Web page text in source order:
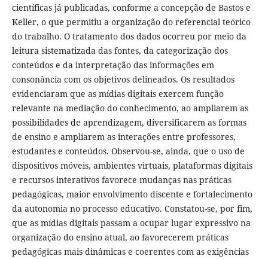
científicas já publicadas, conforme a concepção de Bastos e
Keller, o que permitiu a organização do referencial teórico
do trabalho. O tratamento dos dados ocorreu por meio da
leitura sistematizada das fontes, da categorização dos
conteúdos e da interpretação das informações em
consonância com os objetivos delineados. Os resultados
evidenciaram que as mídias digitais exercem função
relevante na mediação do conhecimento, ao ampliarem as
possibilidades de aprendizagem, diversificarem as formas
de ensino e ampliarem as interações entre professores,
estudantes e conteúdos. Observou-se, ainda, que o uso de
dispositivos móveis, ambientes virtuais, plataformas digitais
e recursos interativos favorece mudanças nas práticas
pedagógicas, maior envolvimento discente e fortalecimento
da autonomia no processo educativo. Constatou-se, por fim,
que as mídias digitais passam a ocupar lugar expressivo na
organização do ensino atual, ao favorecerem práticas
pedagógicas mais dinâmicas e coerentes com as exigências